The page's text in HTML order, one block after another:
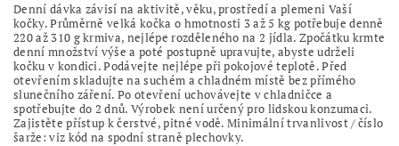
Denní dávka závisí na aktivitě, věku, prostředí a plemeni Vaší
kočky. Průměrně velká kočka o hmotnosti 3 až 5 kg potřebuje denně
220 až 310 g krmiva, nejlépe rozděleného na 2 jídla. Zpočátku krmte
denní množství výše a poté postupně upravujte, abyste udrželi
kočku v kondici. Podávejte nejlépe při pokojové teplotě. Před
otevřením skladujte na suchém a chladném místě bez přímého
slunečního záření. Po otevření uchovávejte v chladničce a
spotřebujte do 2 dnů. Výrobek není určený pro lidskou konzumaci.
Zajistěte přístup k čerstvé, pitné vodě. Minimální trvanlivost / číslo
šarže: viz kód na spodní straně plechovky.